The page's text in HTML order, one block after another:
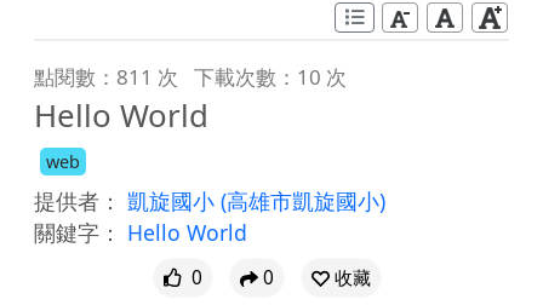
點閱數：811 次 下載次數：10 次
Hello World
web
提供者： 凱旋國小 (高雄市凱旋國小)
關鍵字： Hello World
0 0
收藏